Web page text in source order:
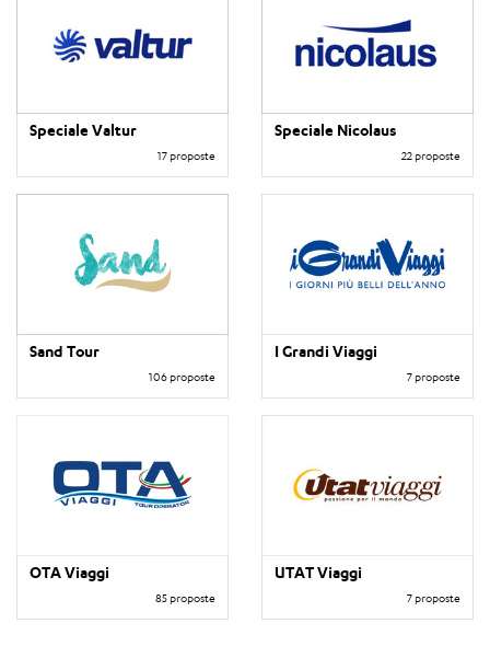
Speciale Valtur
17 proposte
Speciale Nicolaus
22 proposte
Sand Tour
106 proposte
I Grandi Viaggi
7 proposte
OTA Viaggi
85 proposte
UTAT Viaggi
7 proposte